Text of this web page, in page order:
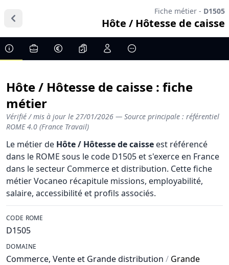
Fiche métier - D1505
Hôte / Hôtesse de caisse
Hôte / Hôtesse de caisse : fiche
métier
Vérifié / mis à jour le 27/01/2026 — Source principale : référentiel
ROME 4.0 (France Travail)
Le métier de Hôte / Hôtesse de caisse est référencé
dans le ROME sous le code D1505 et s'exerce en France
dans le secteur Commerce et distribution. Cette fiche
métier Vocaneo récapitule missions, employabilité,
salaire, accessibilité et profils associés.
CODE ROME
D1505
DOMAINE
Commerce, Vente et Grande distribution / Grande